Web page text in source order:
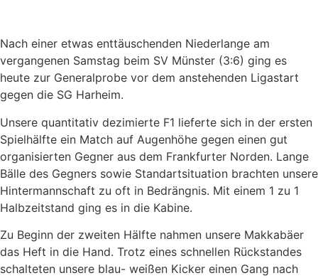
Nach einer etwas enttäuschenden Niederlange am
vergangenen Samstag beim SV Münster (3:6) ging es
heute zur Generalprobe vor dem anstehenden Ligastart
gegen die SG Harheim.
Unsere quantitativ dezimierte F1 lieferte sich in der ersten
Spielhälfte ein Match auf Augenhöhe gegen einen gut
organisierten Gegner aus dem Frankfurter Norden. Lange
Bälle des Gegners sowie Standartsituation brachten unsere
Hintermannschaft zu oft in Bedrängnis. Mit einem 1 zu 1
Halbzeitstand ging es in die Kabine.
Zu Beginn der zweiten Hälfte nahmen unsere Makkabäer
das Heft in die Hand. Trotz eines schnellen Rückstandes
schalteten unsere blau- weißen Kicker einen Gang nach